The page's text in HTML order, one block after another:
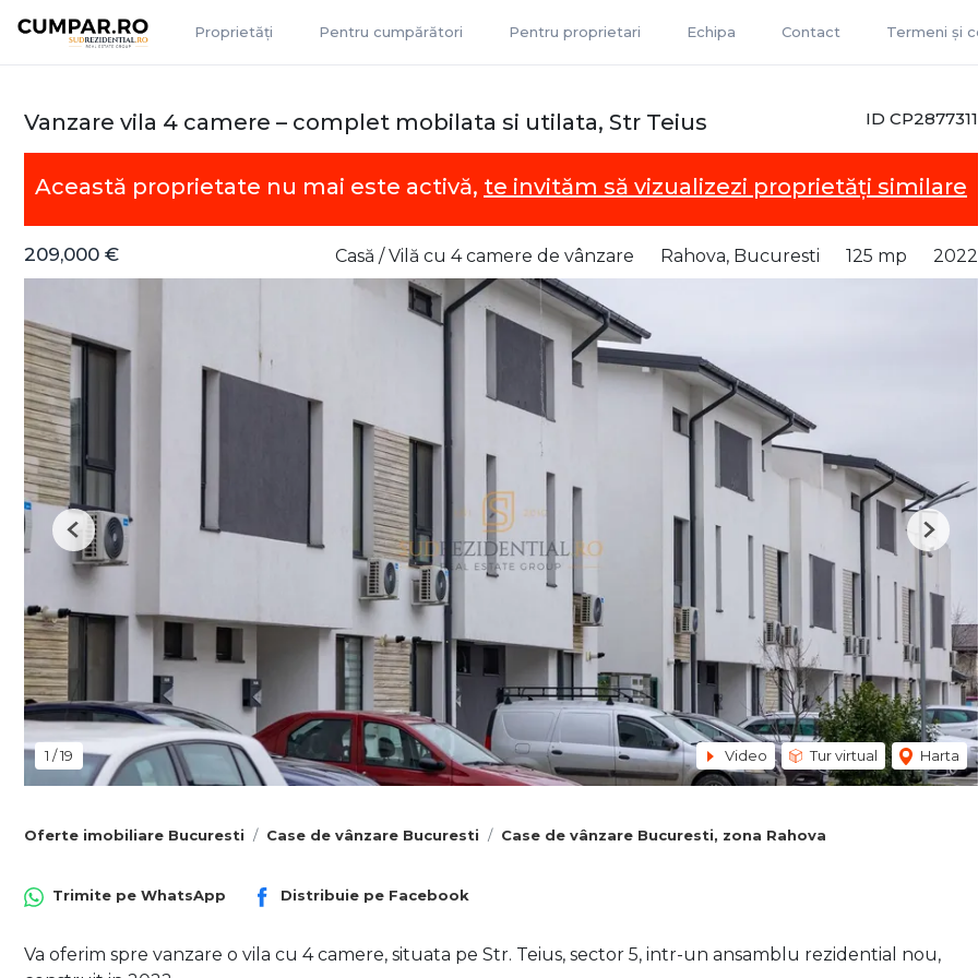
Proprietăți Pentru cumpărători Pentru proprietari Echipa Contact Termeni și
ID CP2877311
Vanzare vila 4 camere – complet mobilata si utilata, Str Teius
Această proprietate nu mai este activă, te invităm să vizualizezi proprietăți similare
209,000 € Casă / Vilă cu 4 camere de vânzare Rahova, Bucuresti 125 mp 2022
1 /19 Video Tur virtual Harta
Previous Next
Oferte imobiliare Bucuresti Case de vânzare Bucuresti Case de vânzare Bucuresti, zona Rahova
Trimite pe WhatsApp Distribuie pe Facebook
Va oferim spre vanzare o vila cu 4 camere, situata pe Str. Teius, sector 5, intr-un ansamblu rezidential nou,